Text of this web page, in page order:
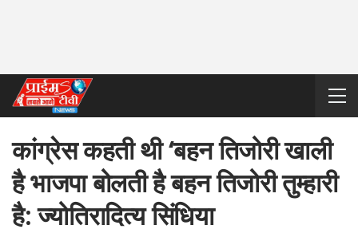
कांग्रेस कहती थी ‘बहन तिजोरी खाली
है भाजपा बोलती है बहन तिजोरी तुम्हारी
है: ज्योतिरादित्य सिंधिया